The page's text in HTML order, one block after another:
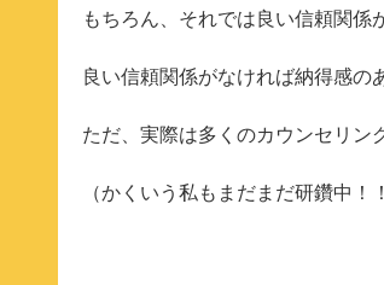
もちろん、それでは良い信頼関係
良い信頼関係がなければ納得感の
ただ、実際は多くのカウンセリン
（かくいう私もまだまだ研鑽中！